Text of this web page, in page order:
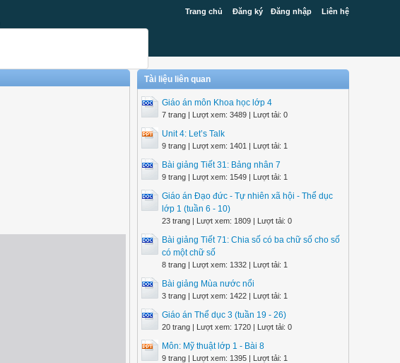
Trang chủ Đăng ký Đăng nhập Liên hệ
Tài liệu liên quan
Giáo án môn Khoa học lớp 4
7 trang | Lượt xem: 3489 | Lượt tải: 0
Unit 4: Let’s Talk
9 trang | Lượt xem: 1401 | Lượt tải: 1
Bài giảng Tiết 31: Bảng nhân 7
9 trang | Lượt xem: 1549 | Lượt tải: 1
Giáo án Đạo đức - Tự nhiên xã hội - Thể dục
lớp 1 (tuần 6 - 10)
23 trang | Lượt xem: 1809 | Lượt tải: 0
Bài giảng Tiết 71: Chia số có ba chữ số cho số
có một chữ số
8 trang | Lượt xem: 1332 | Lượt tải: 1
Bài giảng Mùa nước nổi
3 trang | Lượt xem: 1422 | Lượt tải: 1
Giáo án Thể dục 3 (tuần 19 - 26)
20 trang | Lượt xem: 1720 | Lượt tải: 0
Môn: Mỹ thuật lớp 1 - Bài 8
9 trang | Lượt xem: 1395 | Lượt tải: 1